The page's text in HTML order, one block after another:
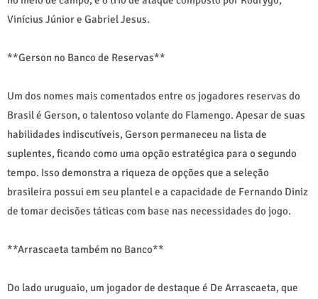
Vinícius Júnior e Gabriel Jesus.
**Gerson no Banco de Reservas**
Um dos nomes mais comentados entre os jogadores reservas do
Brasil é Gerson, o talentoso volante do Flamengo. Apesar de suas
habilidades indiscutíveis, Gerson permaneceu na lista de
suplentes, ficando como uma opção estratégica para o segundo
tempo. Isso demonstra a riqueza de opções que a seleção
brasileira possui em seu plantel e a capacidade de Fernando Diniz
de tomar decisões táticas com base nas necessidades do jogo.
**Arrascaeta também no Banco**
Do lado uruguaio, um jogador de destaque é De Arrascaeta, que